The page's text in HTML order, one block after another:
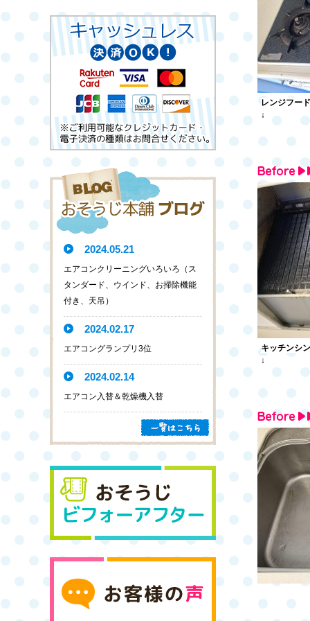
レンジフード
↓
キッチンシ
↓
2024.05.21
エアコンクリーニングいろいろ（ス
タンダード、ウインド、お掃除機能
付き、天吊）
2024.02.17
エアコングランプリ3位
2024.02.14
エアコン入替＆乾燥機入替